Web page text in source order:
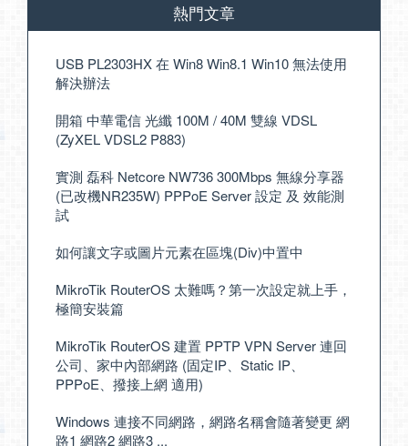
熱門文章
USB PL2303HX 在 Win8 Win8.1 Win10 無法使用
解決辦法
開箱 中華電信 光纖 100M / 40M 雙線 VDSL
(ZyXEL VDSL2 P883)
實測 磊科 Netcore NW736 300Mbps 無線分享器
(已改機NR235W) PPPoE Server 設定 及 效能測
試
如何讓文字或圖片元素在區塊(Div)中置中
MikroTik RouterOS 太難嗎？第一次設定就上手，
極簡安裝篇
MikroTik RouterOS 建置 PPTP VPN Server 連回
公司、家中內部網路 (固定IP、Static IP、
PPPoE、撥接上網 適用)
Windows 連接不同網路，網路名稱會隨著變更 網
路1 網路2 網路3 ...